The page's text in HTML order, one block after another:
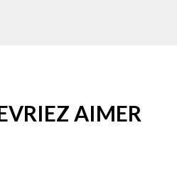
AIMER